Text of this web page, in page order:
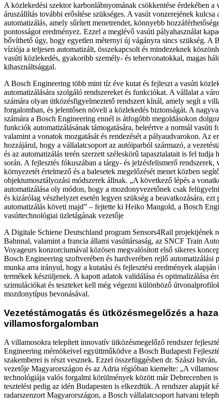
A közlekedési szektor karbonlábnyomának csökkentése érdekében a
áruszállítás további erősítése szükséges. A vasút vonzerejének kulcsa
automatizálás, amely sűrített menetrendet, könnyebb
pontosságot eredményez. Ezzel a meglévő vasúti pályahasználat
bővíthető úgy, hogy egyetlen méternyi új vágányra sincs szükség. A
víziója a teljesen automatizált, összekapcsolt és mindezeknek
vasúti közlekedés, gyakoribb személy- és tehervonatokkal, magas
kihasználtsággal.
A Bosch Engineering több mint tíz éve kutat és fejleszt a vasúti
automatizálására szolgáló rendszereket és funkciókat. A vállalat a
számára olyan ütközésfigyelmeztető rendszert kínál, amely segít a
forgalomban, és jelentősen növeli a közlekedés biztonságát. A
számára a Bosch Engineering ennél is átfogóbb megoldásokon
funkciók automatizálásának támogatására, beleértve a normál vasúti
valamint a vonatok mozgatását és rendezését a pályaudvarokon. Az
hozzájárul, hogy a vállalatcsoport az autóiparból származó, a
és az automatizálás terén szerzett széleskörű tapasztalatait is fel tudja
során. A fejlesztés fókuszában a tárgy- és jelzésfelismerő rendszerek,
környezetét értelmező és a balesetek megelőzését menet közben
objektumosztályozási módszerek állnak. „A következő lépés a
automatizálása oly módon, hogy a mozdonyvezetőnek csak
és kizárólag vészhelyzet esetén legyen szükség a beavatkozására, ezt
automatizálás követi majd” – fejtette ki Heiko Mangold, a Bosch
vasúttechnológiai üzletágának vezetője
A Digitale Schiene Deutschland program Sensors4Rail projektjének
Bahnnal, valamint a francia állami vasúttársaság, az SNCF Train
Voyageurs konzorciumával közösen megvalósított első sikeres
Bosch Engineering szoftverében és hardverében rejlő automatizálási
munka arra irányul, hogy a kutatási és fejlesztési eredmények alapján
termékek készüljenek. A kapott adatok validálása és optimalizálása
szimulációkat és teszteket kell még végezni különböző
mozdonytípus bevonásával.
Vezetéstámogatás és ütközésmegelőzés a
villamosforgalomban
A villamosokra telepített innovatív ütközésmegelőző rendszer
Engineering mérnökeivel együttműködve a Bosch Budapesti
szakemberei is részt vesznek. Ezzel összefüggésben dr. Szászi
vezetője Magyarországon és az Adria régióban kiemelte: „A
technológiája valós forgalmi körülmények között már Debrecenben
tesztelést pedig az idén Budapesten is elkezdtük. A rendszer alapját
radarszenzort Magyarországon, a Bosch vállalatcsoport hatvani